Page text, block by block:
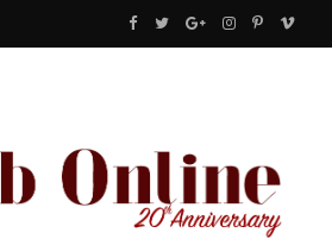
F
e
b
T
t
G
g
l
I
t
a
P
t
e
V